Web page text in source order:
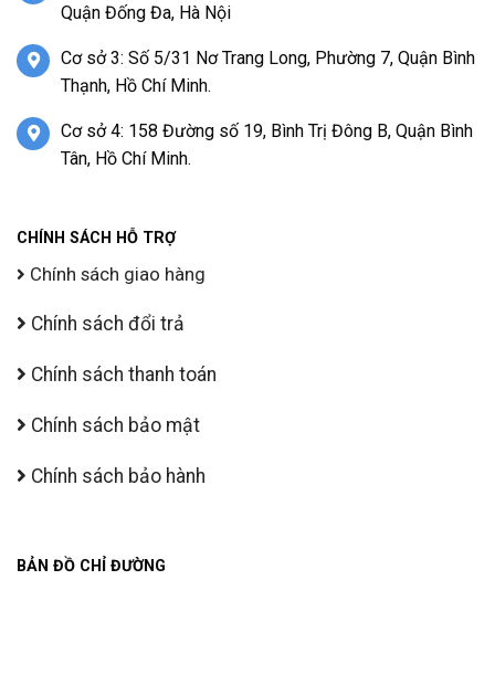
Quận Đống Đa, Hà Nội
Cơ sở 3: Số 5/31 Nơ Trang Long, Phường 7, Quận Bình
Thạnh, Hồ Chí Minh.
Cơ sở 4: 158 Đường số 19, Bình Trị Đông B, Quận Bình
Tân, Hồ Chí Minh.
CHÍNH SÁCH HỖ TRỢ
Chính sách giao hàng
Chính sách đổi trả
Chính sách thanh toán
Chính sách bảo mật
Chính sách bảo hành
BẢN ĐỒ CHỈ ĐƯỜNG